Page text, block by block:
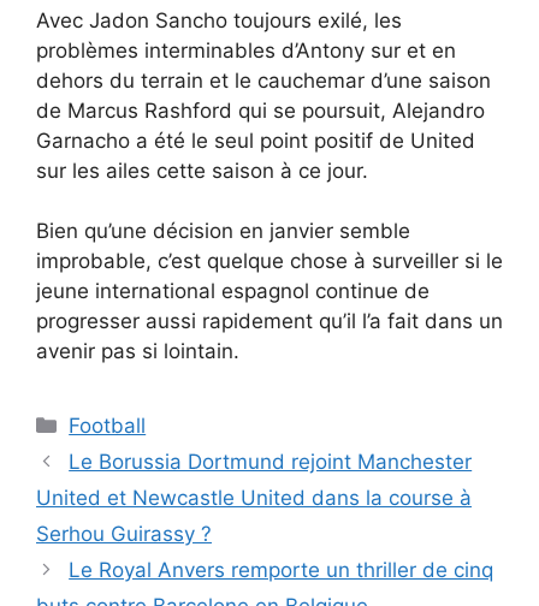
Avec Jadon Sancho toujours exilé, les
problèmes interminables d’Antony sur et en
dehors du terrain et le cauchemar d’une saison
de Marcus Rashford qui se poursuit, Alejandro
Garnacho a été le seul point positif de United
sur les ailes cette saison à ce jour.
Bien qu’une décision en janvier semble
improbable, c’est quelque chose à surveiller si le
jeune international espagnol continue de
progresser aussi rapidement qu’il l’a fait dans un
avenir pas si lointain.
Catégories
Football
Le Borussia Dortmund rejoint Manchester
United et Newcastle United dans la course à
Serhou Guirassy ?
Le Royal Anvers remporte un thriller de cinq